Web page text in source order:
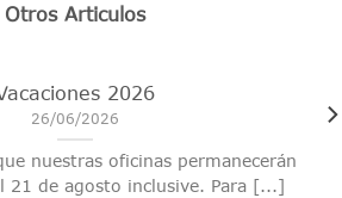
Otros Articulos
2026
26/06/2026
nuestras oficinas permanecerán
21 de agosto inclusive. Para [...]